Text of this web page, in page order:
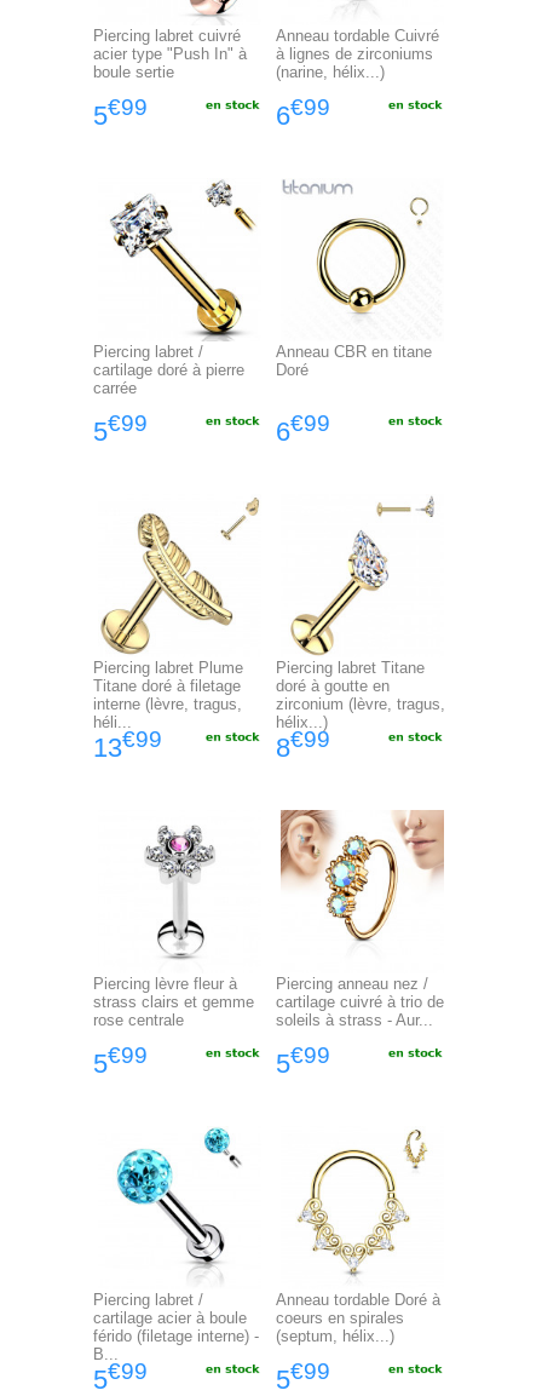
Piercing labret cuivré
acier type "Push In" à
boule sertie
5€99
Anneau tordable Cuivré
à lignes de zirconiums
(narine, hélix...)
6€99
Piercing labret /
cartilage doré à pierre
carrée
5€99
Anneau CBR en titane
Doré
6€99
Piercing labret Plume
Titane doré à filetage
interne (lèvre, tragus,
héli...
13€99
Piercing labret Titane
doré à goutte en
zirconium (lèvre, tragus,
hélix...)
8€99
Piercing lèvre fleur à
strass clairs et gemme
rose centrale
5€99
Piercing anneau nez /
cartilage cuivré à trio de
soleils à strass - Aur...
5€99
Piercing labret /
cartilage acier à boule
férido (filetage interne) -
B...
5€99
Anneau tordable Doré à
coeurs en spirales
(septum, hélix...)
5€99